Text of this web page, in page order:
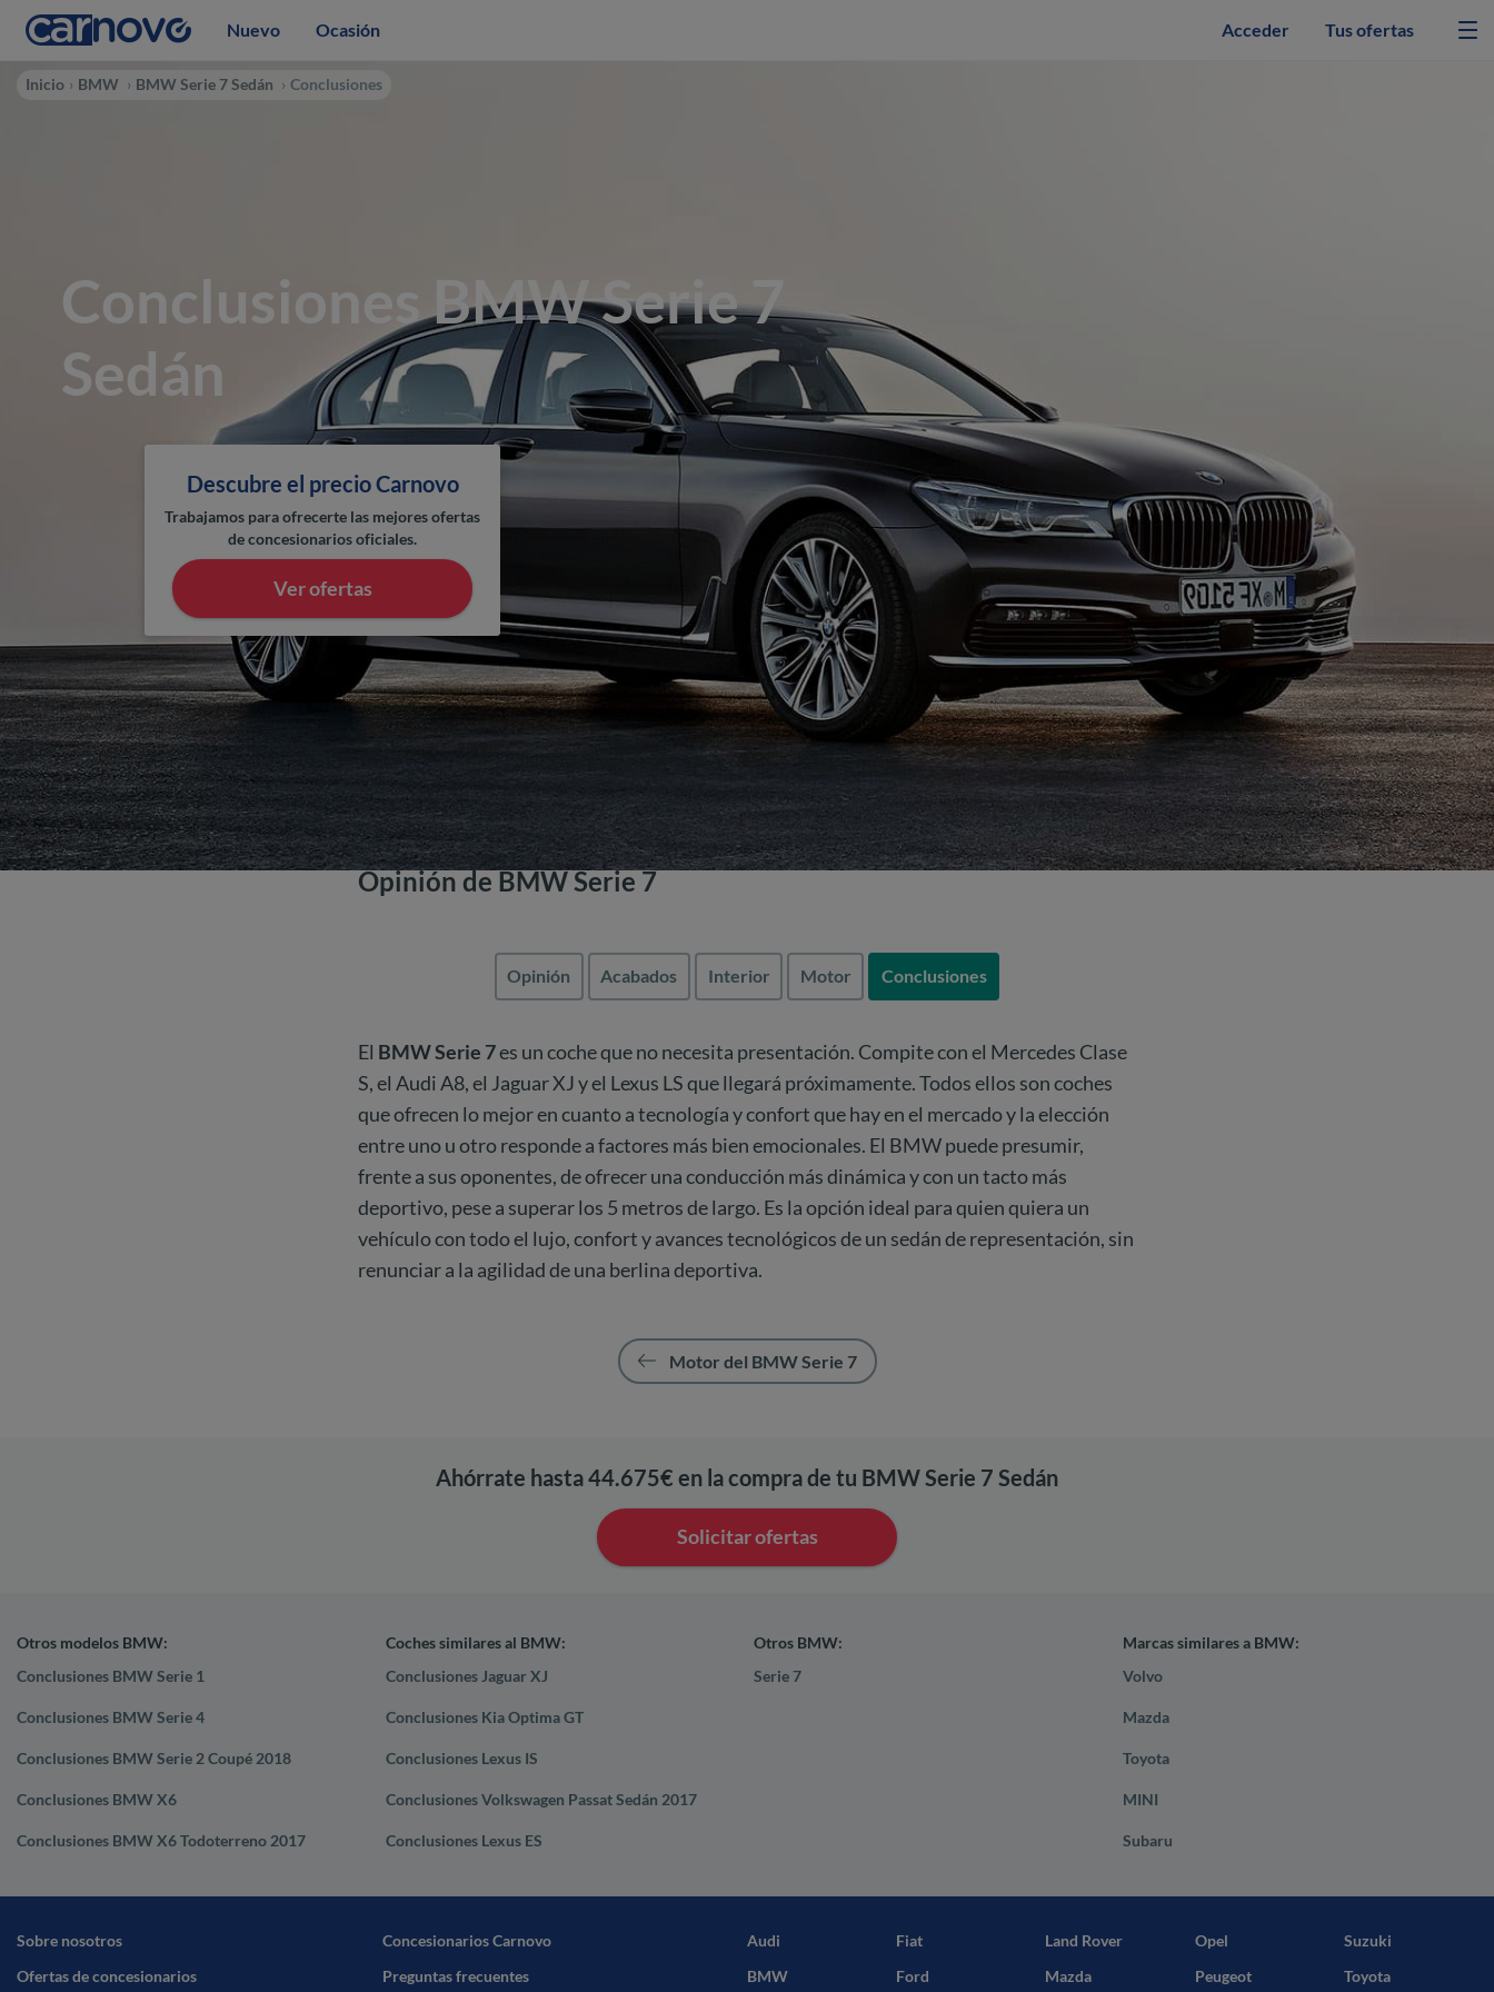
Nuevo Ocasión Acceder Tus ofertas
Inicio BMW BMW Serie 7 Sedán Conclusiones
Conclusiones BMW Serie 7
Sedán
Descubre el precio Carnovo
Trabajamos para ofrecerte las mejores ofertas
de concesionarios oficiales.
Ver ofertas
Opinión de BMW Serie 7
Opinión Acabados Interior Motor Conclusiones
El BMW Serie 7es un coche que no necesita presentación. Compite con el Mercedes Clase
S, el Audi A8, el Jaguar XJ y el Lexus LS que llegará próximamente. Todos ellos son coches
que ofrecen lo mejor en cuanto a tecnología y confort que hay en el mercado y la elección
entre uno u otro responde a factores más bien emocionales. El BMW puede presumir,
frente a sus oponentes, de ofrecer una conducción más dinámica y con un tacto más
deportivo, pese a superar los 5 metros de largo. Es la opción ideal para quien quiera un
vehículo con todo el lujo, confort y avances tecnológicos de un sedán de representación, sin
renunciar a la agilidad de una berlina deportiva.
Motor del BMW Serie 7
Ahórrate hasta 44.675€ en la compra de tu BMW Serie 7 Sedán
Solicitar ofertas
Otros modelos BMW:
Conclusiones BMW Serie 1
Conclusiones BMW Serie 4
Conclusiones BMW Serie 2 Coupé 2018
Conclusiones BMW X6
Conclusiones BMW X6 Todoterreno 2017
Coches similares al BMW:
Conclusiones Jaguar XJ
Conclusiones Kia Optima GT
Conclusiones Lexus IS
Conclusiones Volkswagen Passat Sedán 2017
Conclusiones Lexus ES
Otros BMW:
Serie 7
Marcas similares a BMW:
Volvo
Mazda
Toyota
MINI
Subaru
Sobre nosotros
Ofertas de concesionarios
Concesionarios Carnovo
Preguntas frecuentes
Audi
BMW
Fiat
Ford
Land Rover
Mazda
Opel
Peugeot
Suzuki
Toyota